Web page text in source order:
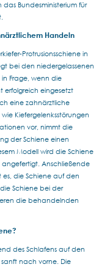
das Bundesministerium für
Handeln
Protrusionsschiene in
bei den niedergelassenen
Frage, wenn die
erfolgreich eingesetzt
eine zahnärztliche
Kiefergelenksstörungen
vor, nimmt die
der Schiene einen
Modell wird die Schiene
Anschließende
die Schiene auf den
Schiene bei der
die behandelnden
des Schlafens auf den
nach vorne. Die